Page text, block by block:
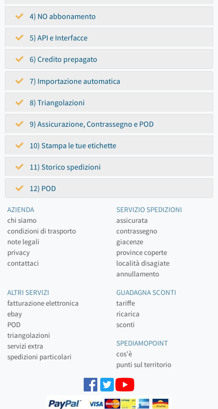
4) NO abbonamento
5) API e Interfacce
6) Credito prepagato
7) Importazione automatica
8) Triangolazioni
9) Assicurazione, Contrassegno e POD
10) Stampa le tue etichette
11) Storico spedizioni
12) POD
AZIENDA
chi siamo
condizioni di trasporto
note legali
privacy
contattaci
SERVIZIO SPEDIZIONI
assicurata
contrassegno
giacenze
province coperte
località disagiate
annullamento
ALTRI SERVIZI
fatturazione elettronica
ebay
POD
triangolazioni
servizi extra
spedizioni particolari
GUADAGNA SCONTI
tariffe
ricarica
sconti
SPEDIAMOPOINT
cos'è
punti sul territorio